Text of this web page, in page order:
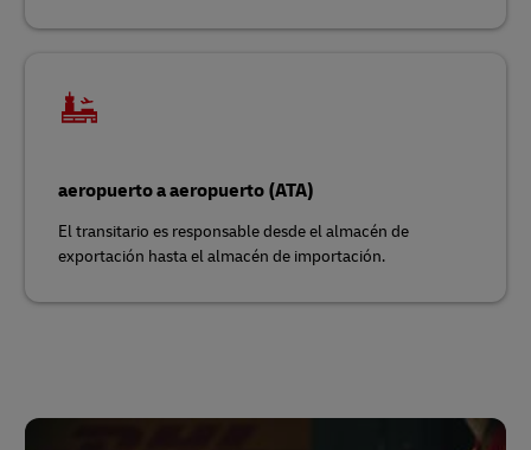
aeropuerto a aeropuerto (ATA)
El transitario es responsable desde el almacén de
exportación hasta el almacén de importación.